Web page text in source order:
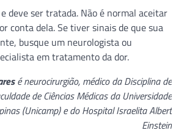
deve ser tratada. Não é normal aceitar
conta dela. Se tiver sinais de que sua
busque um neurologista ou
em tratamento da dor.
é neurocirurgião, médico da Disciplina de
de Ciências Médicas da Universidade
(Unicamp) e do Hospital Israelita Albert
Einstein